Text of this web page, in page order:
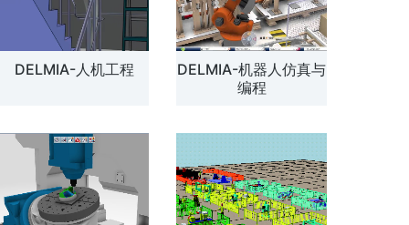
DELMIA-人机工程
DELMIA-机器人仿真与
编程